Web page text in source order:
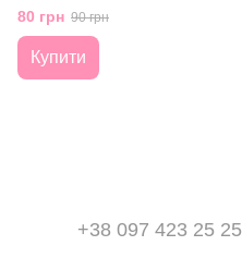
80 грн 90 грн
Купити
+38 097 423 25 25